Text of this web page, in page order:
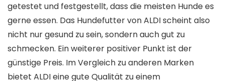
getestet und festgestellt, dass die meisten Hunde es
gerne essen. Das Hundefutter von ALDI scheint also
nicht nur gesund zu sein, sondern auch gut zu
schmecken. Ein weiterer positiver Punkt ist der
günstige Preis. Im Vergleich zu anderen Marken
bietet ALDI eine gute Qualität zu einem